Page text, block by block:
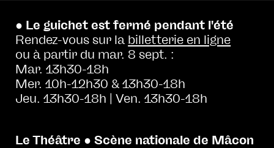
● Le guichet est fermé pendant l'été
Rendez-vous sur la billetterie en ligne
ou à partir du mar. 8 sept. :
Mar. 13h30-18h
Mer. 10h-12h30 & 13h30-18h
Jeu. 13h30-18h | Ven. 13h30-18h
Le Théâtre ● Scène nationale de Mâcon